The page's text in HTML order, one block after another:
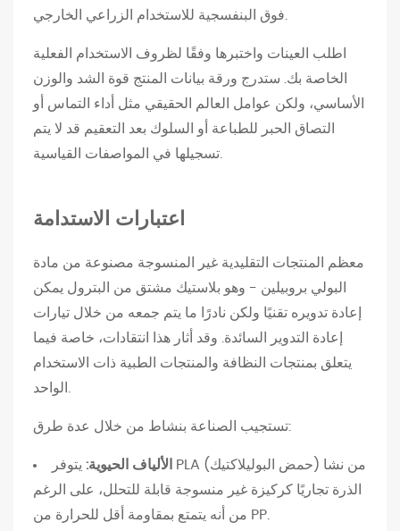
ش
ح
3
ل
أ
ة
غ
ي
ا
م
ن
و
ج
ة
اطلب العينات واختبرها وفقًا لظروف الاستخدام الفعلية
الخاصة بك. ستدرج ورقة بيانات المنتج قوة الشد والوزن
الأساسي، ولكن عوامل العالم الحقيقي مثل أداء التماس أو
التصاق الحبر للطباعة أو السلوك بعد التعقيم قد لا يتم
اعتبارات الاستدامة
معظم المنتجات التقليدية غير المنسوجة مصنوعة من مادة
البولي بروبيلين - وهو بلاستيك مشتق من البترول يمكن
إعادة تدويره تقنيًا ولكن نادرًا ما يتم جمعه من خلال تيارات
إعادة التدوير السائدة. وقد أثار هذا انتقادات، خاصة فيما
يتعلق بمنتجات النظافة والمنتجات الطبية ذات الاستخدام
تستجيب الصناعة بنشاط من خلال عدة طرق:
الألياف الحيوية: يتوفر PLA (حمض البوليلاكتيك) من نشا
الذرة تجاريًا كركيزة غير منسوجة قابلة للتحلل، على الرغم
من أنه يتمتع بمقاومة أقل للحرارة من PP.